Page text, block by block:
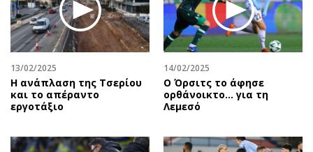
13/02/2025
Η ανάπλαση της Τσερίου
και το απέραντο
εργοτάξιο
14/02/2025
Ο Όρσιτς το άφησε
ορθάνοικτο... για τη
Λεμεσό